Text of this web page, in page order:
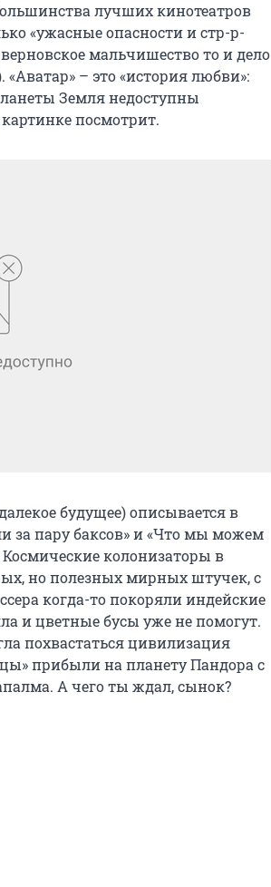
лучших кинотеатров
«ужасные опасности и стр-р-
мальчишество то и дело
– это «история любви»:
Земля недоступны
посмотрит.
будущее) описывается в
за пару баксов» и «Что мы можем
колонизаторы в
но полезных мирных штучек, с
когда-то покоряли индейские
и цветные бусы уже не помогут.
похвастаться цивилизация
прибыли на планету Пандора с
А чего ты ждал, сынок?